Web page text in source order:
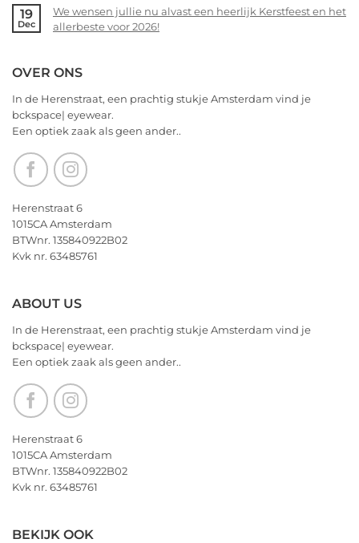
allerbeste
voor
bckspace
|
on
14
Valentijnsdag
19
Dec
We wensen jullie nu alvast een heerlijk Kerstfeest en het
allerbeste voor 2026!
on
wensen
jullie
nu
alvast
een
heerlijk
en
het
allerbeste
voor
OVER ONS
In de Herenstraat, een prachtig stukje Amsterdam vind je
bckspace| eyewear.
Een optiek zaak als geen ander..
Herenstraat 6
1015CA Amsterdam
BTWnr. 135840922B02
Kvk nr. 63485761
ABOUT US
In de Herenstraat, een prachtig stukje Amsterdam vind je
bckspace| eyewear.
Een optiek zaak als geen ander..
Herenstraat 6
1015CA Amsterdam
BTWnr. 135840922B02
Kvk nr. 63485761
BEKIJK OOK